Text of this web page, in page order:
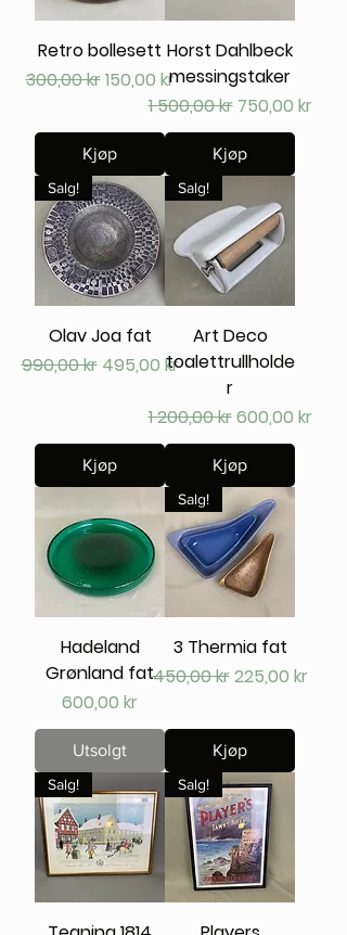
Retro bollesett
Vanlig pris
300,00 krSalgspris
150,00 kr
Kjøp
Horst Dahlbeck
messingstaker
Vanlig pris
1 500,00 kr Salgspris
750,00 kr
Kjøp
Salg!
Olav Joa fat
Vanlig pris
990,00 kr Salgspris
495,00 kr
Kjøp
Salg!
Art Deco
toalettrullholde
r
Vanlig pris
1 200,00 krSalgspris
600,00 kr
Kjøp
Hadeland
Grønland fat
Pris
600,00 kr
Utsolgt
Salg!
3 Thermia fat
Vanlig pris
450,00 krSalgspris
225,00 kr
Kjøp
Salg! Salg!